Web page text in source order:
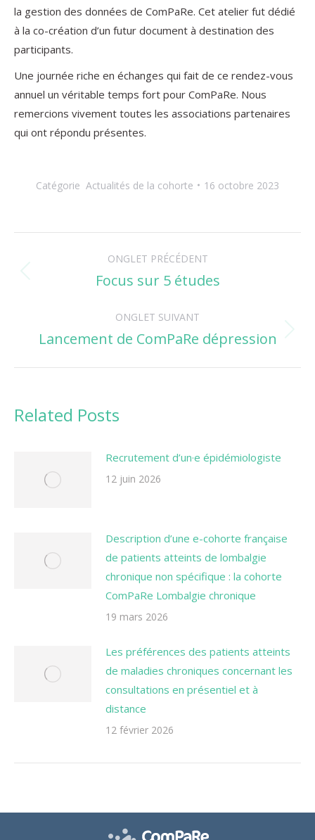
la gestion des données de ComPaRe. Cet atelier fut dédié
à la co-création d’un futur document à destination des
participants.
Une journée riche en échanges qui fait de ce rendez-vous
annuel un véritable temps fort pour ComPaRe. Nous
remercions vivement toutes les associations partenaires
qui ont répondu présentes.
Catégorie Actualités de la cohorte 16 octobre 2023
commentaire
ONGLET PRÉCÉDENT
Onglet
Focus sur 5 études
ONGLET SUIVANT
Onglet
Lancement de ComPaRe dépression
Related Posts
Recrutement d’un·e épidémiologiste
12 juin 2026
Description d’une e-cohorte française
de patients atteints de lombalgie
chronique non spécifique : la cohorte
ComPaRe Lombalgie chronique
19 mars 2026
Les préférences des patients atteints
de maladies chroniques concernant les
consultations en présentiel et à
distance
12 février 2026